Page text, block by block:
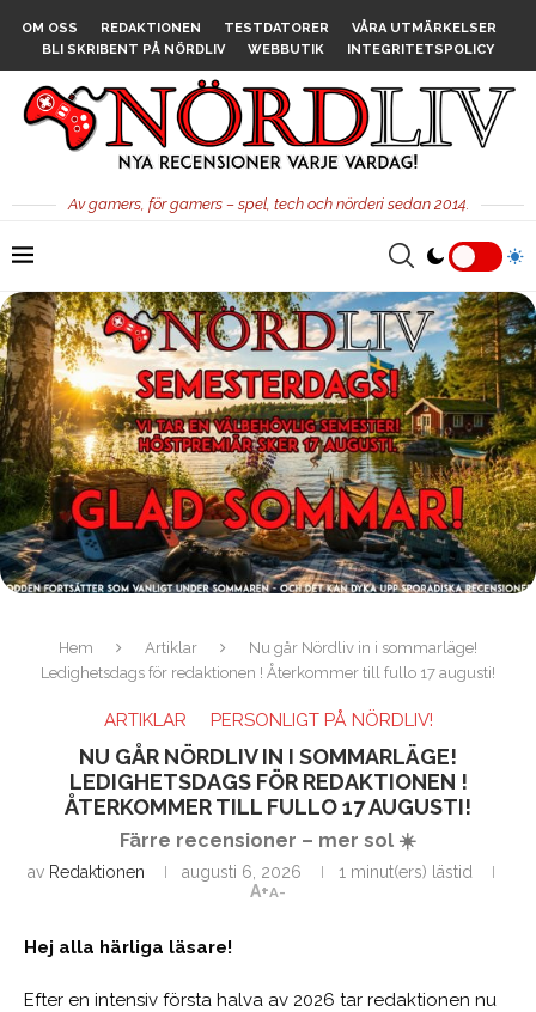
OM OSS REDAKTIONEN TESTDATORER
VÅRA UTMÄRKELSER
BLI SKRIBENT PÅ NÖRDLIV
WEBBUTIK INTEGRITETSPOLICY
Av gamers, för gamers – spel, tech och nörderi sedan 2014.
Hem Artiklar
Nu går Nördliv in i sommarläge!
Ledighetsdags för redaktionen ! Återkommer till fullo 17 augusti!
ARTIKLAR PERSONLIGT PÅ NÖRDLIV!
NU GÅR NÖRDLIV IN I SOMMARLÄGE!
LEDIGHETSDAGS FÖR REDAKTIONEN !
ÅTERKOMMER TILL FULLO 17 AUGUSTI!
Färre recensioner – mer sol ☀️
av Redaktionen augusti 6, 2026
1 minut(ers) lästid
A+A-
Hej alla härliga läsare!
Efter en intensiv första halva av 2026 tar redaktionen nu